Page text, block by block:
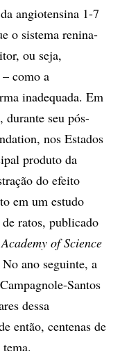
angiotensina 1-7
o sistema renina-
ou seja,
como a
inadequada. Em
durante seu pós-
nos Estados
produto da
do efeito
em um estudo
ratos, publicado
of Science
ano seguinte, a
Santos
dessa
então, centenas de